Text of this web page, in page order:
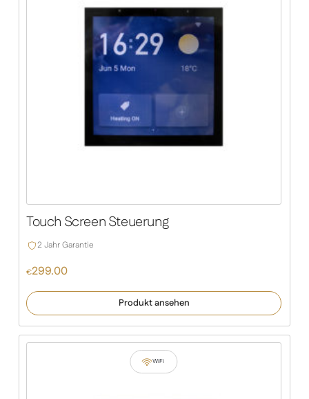
Touch Screen Steuerung
2 Jahr Garantie
€299.00
Produkt ansehen
WiFi